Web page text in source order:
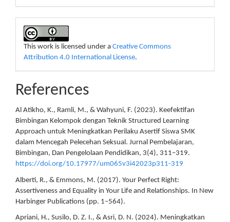
This work is licensed under a Creative Commons
Attribution 4.0 International License.
References
Al Atikho, K., Ramli, M., & Wahyuni, F. (2023). Keefektifan
Bimbingan Kelompok dengan Teknik Structured Learning
Approach untuk Meningkatkan Perilaku Asertif Siswa SMK
dalam Mencegah Pelecehan Seksual. Jurnal Pembelajaran,
Bimbingan, Dan Pengelolaan Pendidikan, 3(4), 311–319.
https://doi.org/10.17977/um065v3i42023p311-319
Alberti, R., & Emmons, M. (2017). Your Perfect Right:
Assertiveness and Equality in Your Life and Relationships. In New
Harbinger Publications (pp. 1–564).
Apriani, H., Susilo, D. Z. I., & Asri, D. N. (2024). Meningkatkan